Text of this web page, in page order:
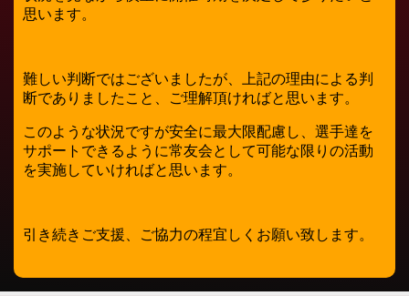
思います。
難しい判断ではございましたが、上記の理由による判
断でありましたこと、ご理解頂ければと思います。
このような状況ですが安全に最大限配慮し、選手達を
サポートできるように常友会として可能な限りの活動
を実施していければと思います。
引き続きご支援、ご協力の程宜しくお願い致します。